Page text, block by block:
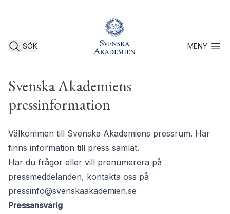
SÖK MENYÖppna
Svenska Akademiens
pressinformation
Välkommen till Svenska Akademiens pressrum. Här
finns information till press samlat.
Har du frågor eller vill prenumerera på
pressmeddelanden, kontakta oss på
pressinfo@svenskaakademien.se
Pressansvarig